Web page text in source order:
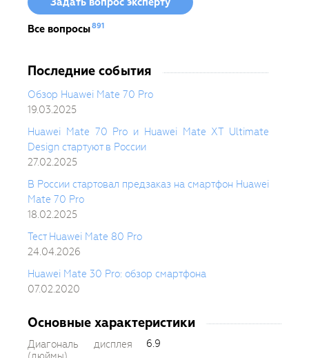
Все вопросы891
Последние события
Обзор Huawei Mate 70 Pro
19.03.2025
Huawei Mate 70 Pro и Huawei Mate XT Ultimate
Design стартуют в России
27.02.2025
В России стартовал предзаказ на смартфон Huawei
Mate 70 Pro
18.02.2025
Тест Huawei Mate 80 Pro
24.04.2026
Huawei Mate 30 Pro: обзор смартфона
07.02.2020
Основные характеристики
Диагональ дисплея
6.9